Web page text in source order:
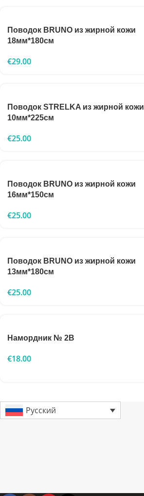
Поводок BRUNO из жирной кожи
18мм*180см
€29.00
Поводок STRELKA из жирной кожи
10мм*225см
€25.00
Поводок BRUNO из жирной кожи
16мм*150см
€25.00
Поводок BRUNO из жирной кожи
13мм*180см
€25.00
Намордник № 2B
€18.00
Русский